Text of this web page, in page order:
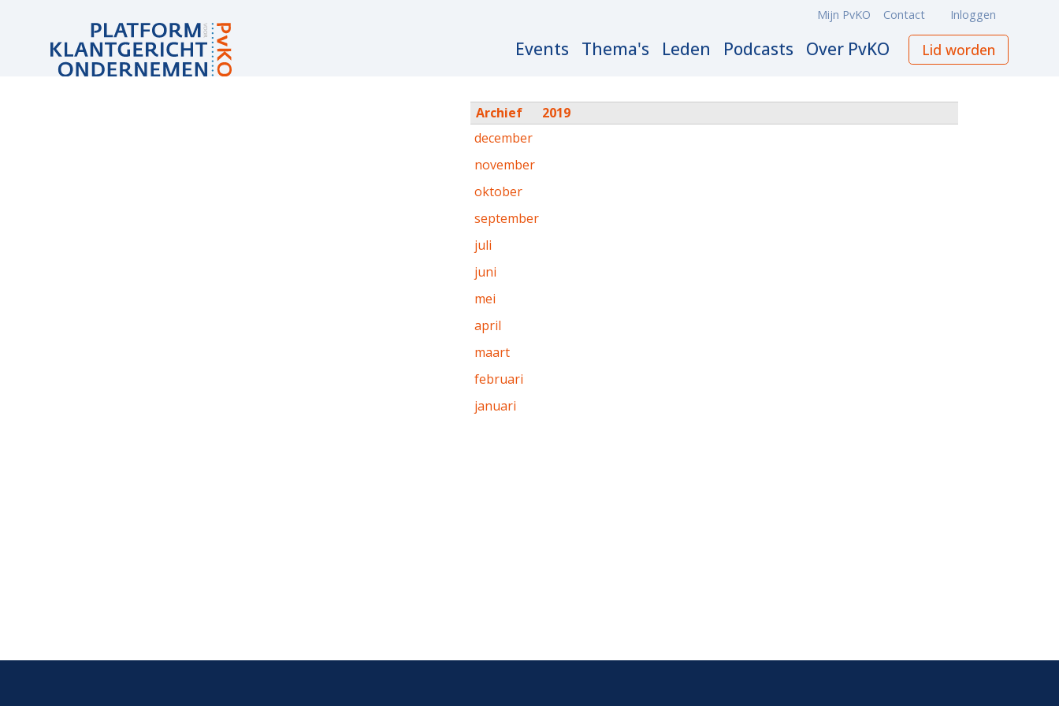
navigation
Events Thema's Leden Podcasts Over PvKO Lid worden
Meta
Mijn PvKO Contact Inloggen
Archief
2019
december
november
oktober
september
juli
juni
mei
april
maart
februari
januari